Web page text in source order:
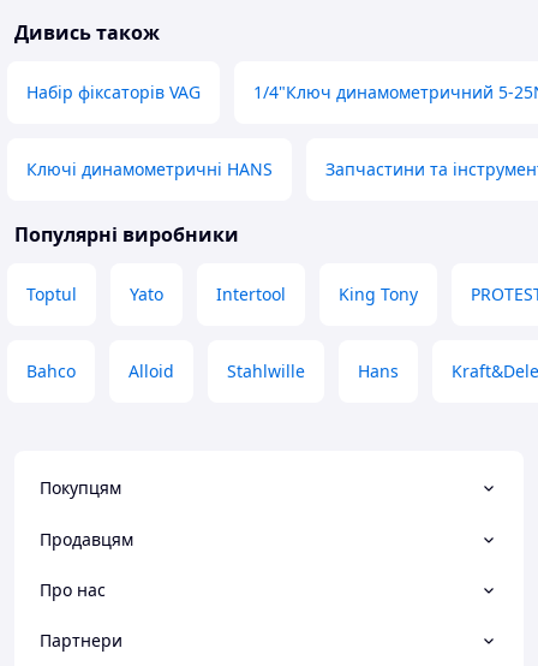
Дивись також
Набір фіксаторів VAG 1/4"Ключ динамометричний 5-
Ключі динамометричні HANS Запчастини та
Популярні виробники
Toptul Yato Intertool King Tony
Bahco Alloid Stahlwille Hans Kraft&Dele
Покупцям
Продавцям
Про нас
Партнери